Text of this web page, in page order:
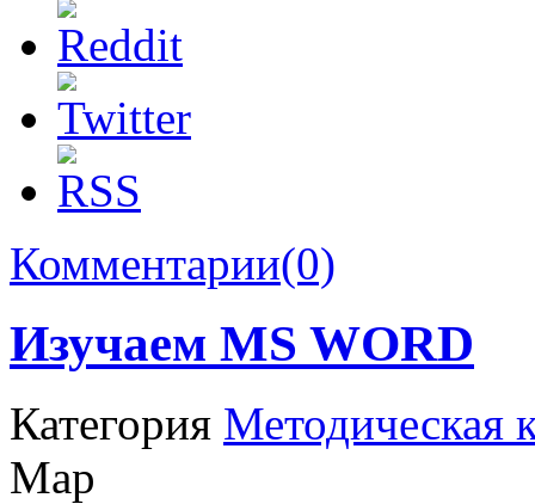
Комментарии(0)
Изучаем MS WORD
Категория Методическая
Мар